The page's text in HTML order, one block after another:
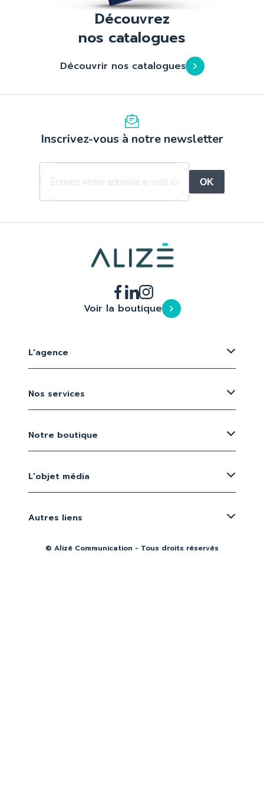
Découvrez
nos catalogues
Découvrir nos catalogues
Inscrivez-vous à notre newsletter
OK
Voir la boutique
L'agence
Nos services
Notre boutique
L'objet média
Autres liens
© Alizé Communication - Tous droits réservés